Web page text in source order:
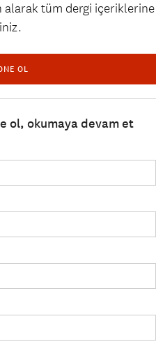
alarak tüm dergi içeriklerine
OL
ol, okumaya devam et